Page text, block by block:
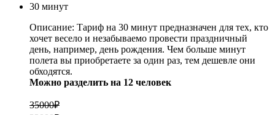
30 минут
Описание: Тариф на 30 минут предназначен для тех, кто
хочет весело и незабываемо провести праздничный
день, например, день рождения. Чем больше минут
полета вы приобретаете за один раз, тем дешевле они
обходятся.
Можно разделить на 12 человек
35000₽